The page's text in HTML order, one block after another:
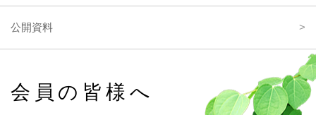
公開資料
会員の皆様へ